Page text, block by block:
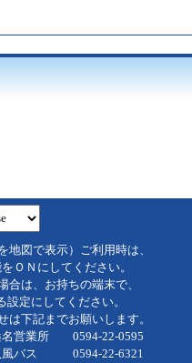
図で表示）ご利用時は、
ＯＮにしてください。
は、お持ちの端末で、
定にしてください。
下記までお願いします。
所 0594-22-0595
22-6321